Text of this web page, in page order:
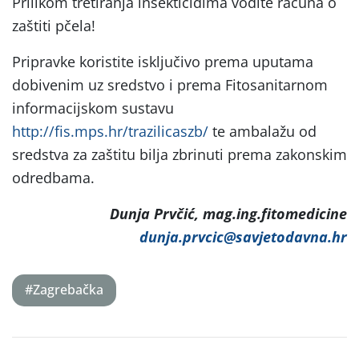
zaštiti pčela!
Pripravke koristite isključivo prema uputama
dobivenim uz sredstvo i prema Fitosanitarnom
informacijskom sustavu
http://fis.mps.hr/trazilicaszb/ te ambalažu od
sredstva za zaštitu bilja zbrinuti prema zakonskim
odredbama.
Dunja Prvčić, mag.ing.fitomedicine
dunja.prvcic@savjetodavna.hr
#Zagrebačka